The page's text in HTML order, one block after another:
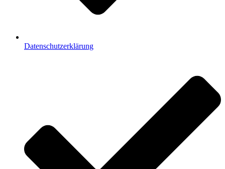
Datenschutzerklärung